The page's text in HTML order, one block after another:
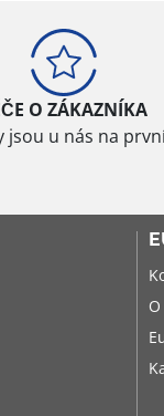
O ZÁKAZNÍKA
jsou u nás na